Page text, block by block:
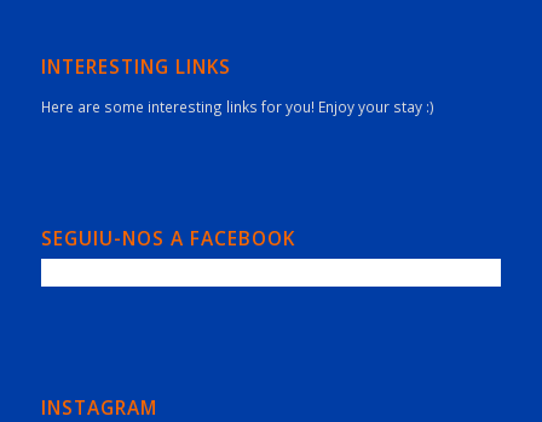
INTERESTING LINKS
Here are some interesting links for you! Enjoy your stay :)
SEGUIU-NOS A FACEBOOK
INSTAGRAM